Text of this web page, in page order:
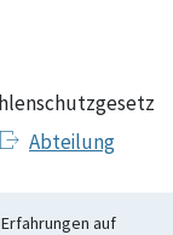
auf
Abteilung